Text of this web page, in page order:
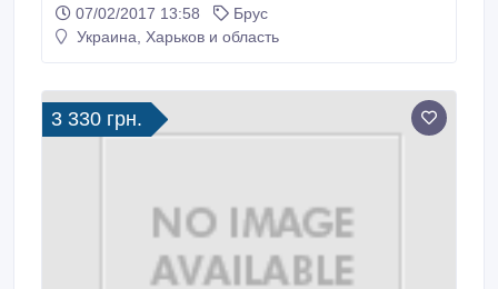
обрезная и н/о - в наличии. Доска сухая (сосна).
Доска пола, опилки. Тел.: 050-632-15-15; 097-270-
07/02/2017 13:58
Брус
Украина, Харьков и область
3 330 грн.